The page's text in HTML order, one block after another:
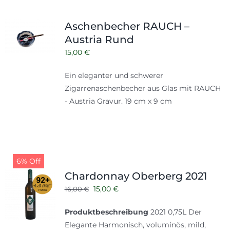
Aschenbecher RAUCH –
Austria Rund
15,00 €
Ein eleganter und schwerer
Zigarrenaschenbecher aus Glas mit RAUCH
- Austria Gravur. 19 cm x 9 cm
6% Off
Chardonnay Oberberg 2021
16,00€ Ursprünglicher
war:
16,00 €
15,00 €Aktueller
ist:
15,00 €.
Produktbeschreibung 2021 0,75L Der
Elegante Harmonisch, voluminös, mild,